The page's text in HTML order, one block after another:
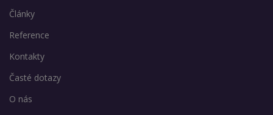
Články
Reference
Kontakty
Časté dotazy
O nás